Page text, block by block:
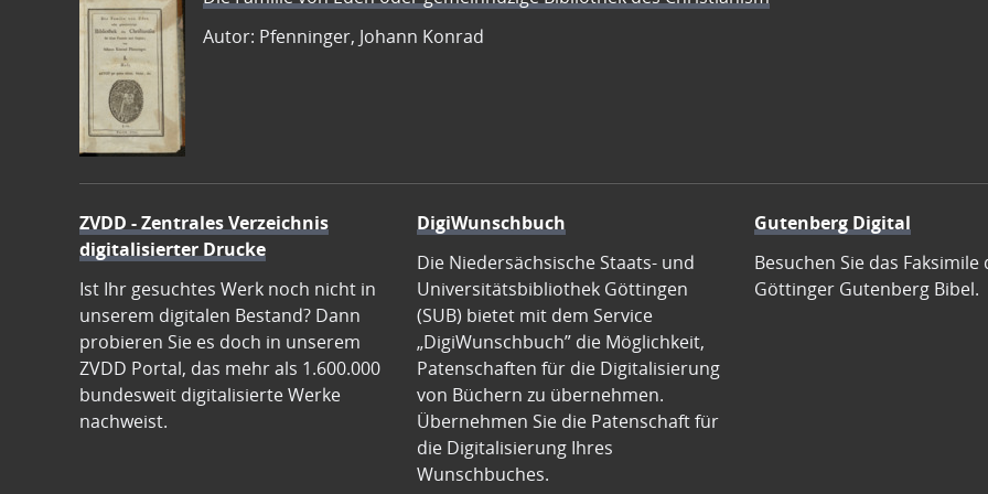
Autor: Pfenninger, Johann Konrad
ZVDD - Zentrales Verzeichnis
digitalisierter Drucke
Ist Ihr gesuchtes Werk noch nicht in
unserem digitalen Bestand? Dann
probieren Sie es doch in unserem
ZVDD Portal, das mehr als 1.600.000
bundesweit digitalisierte Werke
nachweist.
DigiWunschbuch
Die Niedersächsische Staats- und
Universitätsbibliothek Göttingen
(SUB) bietet mit dem Service
„DigiWunschbuch” die Möglichkeit,
Patenschaften für die Digitalisierung
von Büchern zu übernehmen.
Übernehmen Sie die Patenschaft für
die Digitalisierung Ihres
Wunschbuches.
Gutenberg Digital
Besuchen Sie das Faksimile
Göttinger Gutenberg Bibel.